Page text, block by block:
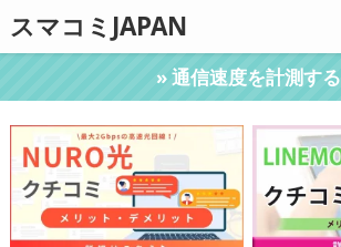
スマコミJAPAN
» 通信速度を計測する